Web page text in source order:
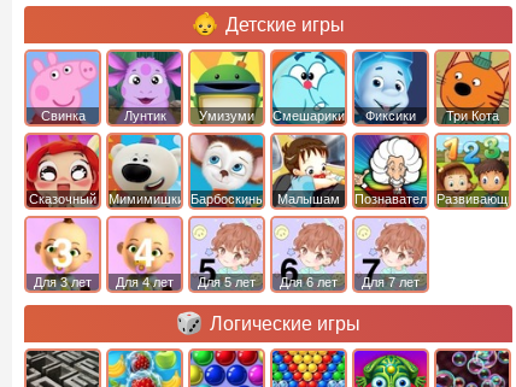
Детские игры
Свинка
Пеппа
Лунтик Умизуми Смешарики Фиксики Три Кота
Сказочный
патруль
Мимимишки Барбоскины Малышам ПознавательныеРазвивающие
Для 3 лет Для 4 лет Для 5 лет Для 6 лет Для 7 лет
Логические игры